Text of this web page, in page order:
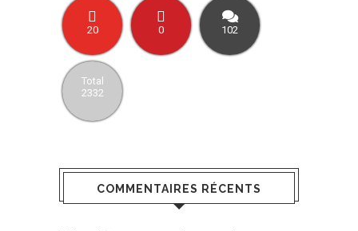
20 0 102
Total
2332
COMMENTAIRES RÉCENTS